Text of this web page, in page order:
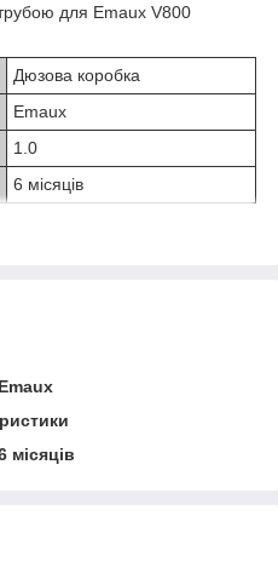
для Emaux V800
Дюзова коробка
Emaux
1.0
6 місяців
Emaux
місяців